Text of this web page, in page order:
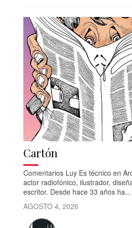
Cartón
Comentarios Luy Es técnico en
actor radiofónico, ilustrador,
escritor. Desde hace 33 años ha...
AGOSTO 4, 2026